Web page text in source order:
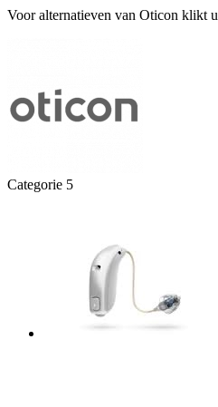
Voor alternatieven van Oticon klikt u
Categorie 5